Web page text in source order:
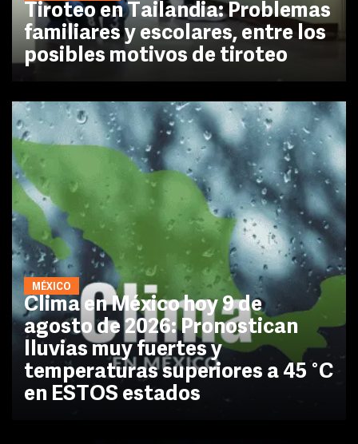
Tiroteo en Tailandia: Problemas
familiares y escolares, entre los
posibles motivos de tiroteo
MÉXICO
Clima en México hoy 9 de
agosto de 2026: Pronostican
lluvias muy fuertes y
temperaturas superiores a 45 °C
en ESTOS estados